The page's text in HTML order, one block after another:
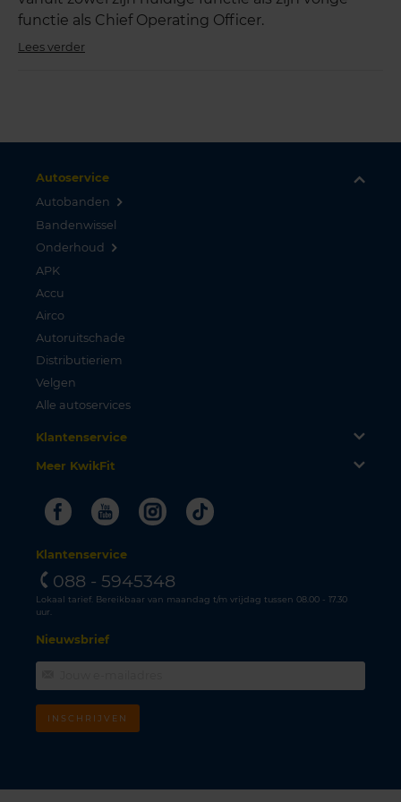
functie als Chief Operating Officer.
Lees verder
Autoservice
Autobanden
Bandenwissel
Onderhoud
APK
Accu
Airco
Autoruitschade
Distributieriem
Velgen
Alle autoservices
Klantenservice
Meer KwikFit
FacebookYoutubeInstagram
Tiktok
Klantenservice
088 - 5945348
Lokaal tarief. Bereikbaar van maandag t/m vrijdag tussen 08.00 - 17.30
uur.
Nieuwsbrief
INSCHRIJVEN